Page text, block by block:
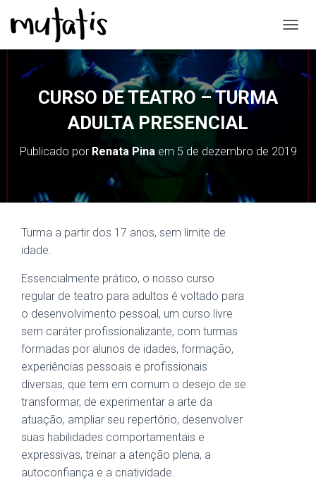
L
A
CURSO DE TEATRO – TURMA
ADULTA PRESENCIAL
Publicado por Renata Pinaem 5 de dezembro de 2019
Turma a partir dos 17 anos, sem limite de
idade.
Essencialmente prático, o nosso curso
regular de teatro para adultos é voltado para
o desenvolvimento pessoal, um curso livre
sem caráter profissionalizante, com turmas
formadas por alunos de idades, formação,
experiências pessoais e profissionais
diversas, que tem em comum o desejo de se
transformar, de experimentar a arte da
atuação, ampliar seu repertório, desenvolver
suas habilidades comportamentais e
expressivas, treinar a atenção plena, a
autoconfiança e a criatividade.